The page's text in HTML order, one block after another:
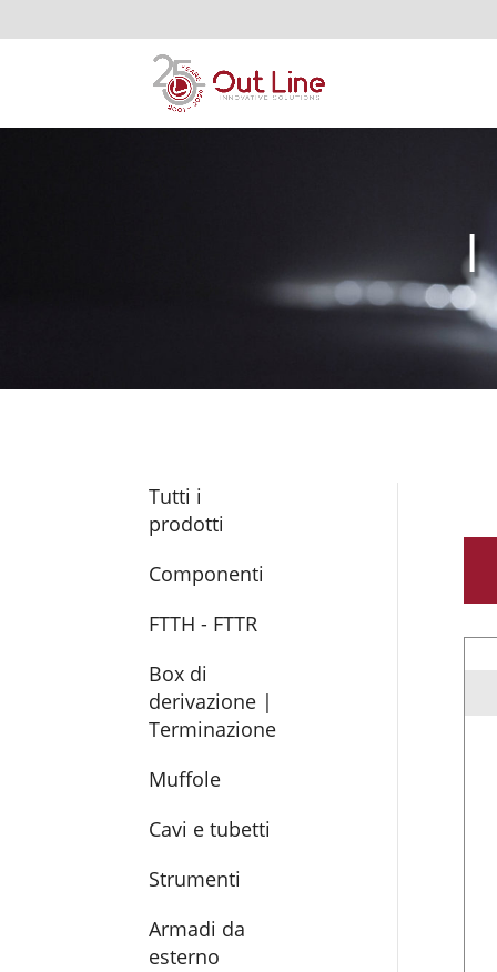
Tutti i
prodotti
Componenti
FTTH - FTTR
Box di
derivazione |
Terminazione
Muffole
Cavi e tubetti
Strumenti
Armadi da
esterno